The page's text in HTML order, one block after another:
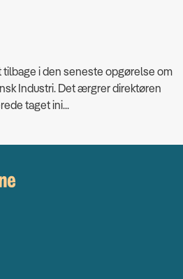
tilbage i den seneste opgørelse om
Industri. Det ærgrer direktøren
taget ini...